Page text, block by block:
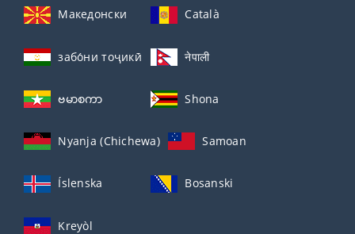
Македонски Català
забо́ни тоҷикӣ́ नेपाली
ဗမာစကာ Shona
Nyanja (Chichewa) Samoan
Íslenska Bosanski
Kreyòl